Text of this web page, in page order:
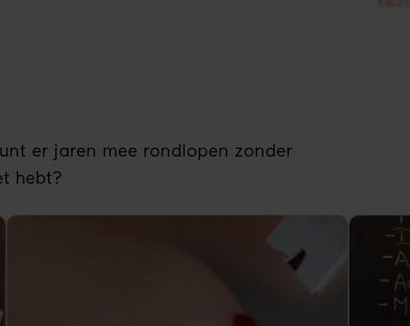
er jaren mee rondlopen zonder
hebt?